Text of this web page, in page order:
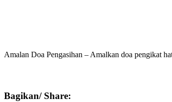
Amalan Doa Pengasihan – Amalkan doa pengikat
Bagikan/ Share: